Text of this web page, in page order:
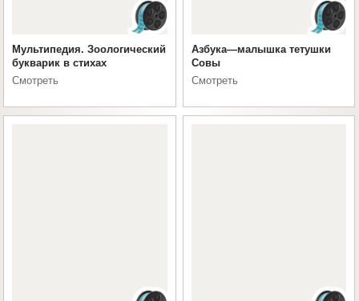
Мультипедия. Зоологический
букварик в стихах
Смотреть
Азбука—малышка тетушки
Совы
Смотреть